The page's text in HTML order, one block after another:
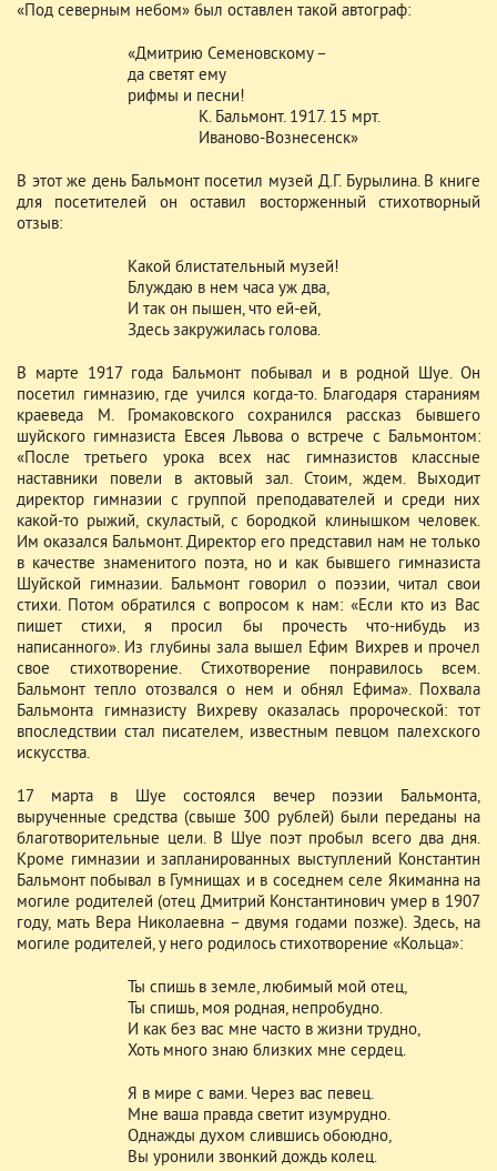
«Под северным небом» был оставлен такой автограф:
«Дмитрию Семеновскому –
да светят ему
рифмы и песни!
К. Бальмонт. 1917. 15 мрт.
Иваново-Вознесенск»
В этот же день Бальмонт посетил музей Д.Г. Бурылина. В книге
для посетителей он оставил восторженный стихотворный
отзыв:
Какой блистательный музей!
Блуждаю в нем часа уж два,
И так он пышен, что ей-ей,
Здесь закружилась голова.
В марте 1917 года Бальмонт побывал и в родной Шуе. Он
посетил гимназию, где учился когда-то. Благодаря стараниям
краеведа М. Громаковского сохранился рассказ бывшего
шуйского гимназиста Евсея Львова о встрече с Бальмонтом:
«После третьего урока всех нас гимназистов классные
наставники повели в актовый зал. Стоим, ждем. Выходит
директор гимназии с группой преподавателей и среди них
какой-то рыжий, скуластый, с бородкой клинышком человек.
Им оказался Бальмонт. Директор его представил нам не только
в качестве знаменитого поэта, но и как бывшего гимназиста
Шуйской гимназии. Бальмонт говорил о поэзии, читал свои
стихи. Потом обратился с вопросом к нам: «Если кто из Вас
пишет стихи, я просил бы прочесть что-нибудь из
написанного». Из глубины зала вышел Ефим Вихрев и прочел
свое стихотворение. Стихотворение понравилось всем.
Бальмонт тепло отозвался о нем и обнял Ефима». Похвала
Бальмонта гимназисту Вихреву оказалась пророческой: тот
впоследствии стал писателем, известным певцом палехского
искусства.
17 марта в Шуе состоялся вечер поэзии Бальмонта,
вырученные средства (свыше 300 рублей) были переданы на
благотворительные цели. В Шуе поэт пробыл всего два дня.
Кроме гимназии и запланированных выступлений Константин
Бальмонт побывал в Гумнищах и в соседнем селе Якиманна на
могиле родителей (отец Дмитрий Константинович умер в 1907
году, мать Вера Николаевна – двумя годами позже). Здесь, на
могиле родителей, у него родилось стихотворение «Кольца»:
Ты спишь в земле, любимый мой отец,
Ты спишь, моя родная, непробудно.
И как без вас мне часто в жизни трудно,
Хоть много знаю близких мне сердец.
Я в мире с вами. Через вас певец.
Мне ваша правда светит изумрудно.
Однажды духом слившись обоюдно,
Вы уронили звонкий дождь колец.